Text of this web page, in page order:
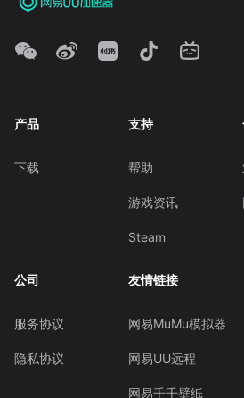
产品
下载
支持
帮助
游戏资讯
Steam
公司
服务协议
隐私协议
友情链接
网易MuMu模拟器
网易UU远程
网易千千壁纸